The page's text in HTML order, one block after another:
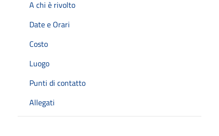
A chi è rivolto
Date e Orari
Costo
Luogo
Punti di contatto
Allegati